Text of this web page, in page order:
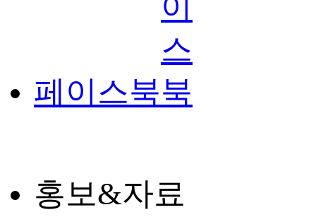
페이스북
홍보&자료